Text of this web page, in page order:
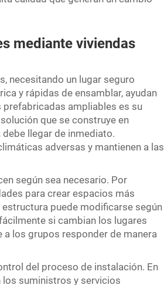
mediante viviendas
necesitando un lugar seguro
y rápidas de ensamblar, ayudan
ampliables es su
que se construye en
llegar de inmediato.
adversas y mantienen a las
según sea necesario. Por
para crear espacios más
puede modificarse según
si cambian los lugares
los grupos responder de manera
del proceso de instalación. En
los suministros y servicios